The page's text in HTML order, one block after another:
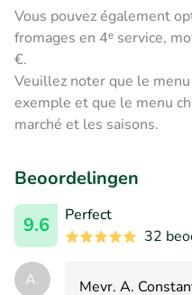
Vous pouvez également
fromages en 4ᵉ service,
€.
Veuillez noter que le
exemple et que le menu
marché et les saisons.
Beoordelingen
9.6
Perfect
32
A.
Mevr. A.